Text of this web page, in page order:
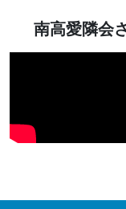
南高愛隣会